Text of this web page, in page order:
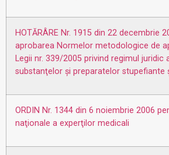
HOTĂRÂRE Nr. 1915 din 22 decembrie
aprobarea Normelor metodologice de
Legii nr. 339/2005 privind regimul juridic
substanţelor şi preparatelor stupefiante
ORDIN Nr. 1344 din 6 noiembrie 2006
naţionale a experţilor medicali